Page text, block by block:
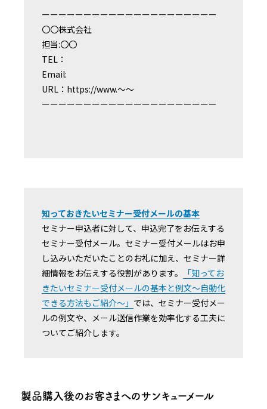
ーーーーーーーーーーーーーーーーーーーーー
〇〇株式会社
担当:〇〇
TEL：
Email:
URL：https://www.〜〜
ーーーーーーーーーーーーーーーーーーーーー
知っておきたいセミナー受付メールの基本
セミナー申込者に対して、申込完了をお伝えする
セミナー受付メール。セミナー受付メールはお申
し込みいただいたことのお礼に加え、セミナー詳
細情報をお伝えする役割があります。
「知ってお
きたいセミナー受付メールの基本と例文〜自動化
できる方法もご紹介〜」 では、セミナー受付メー
ルの例文や、メール送信作業を効率化する工夫に
ついてご紹介します。
製品購入後のお客さまへのサンキューメール